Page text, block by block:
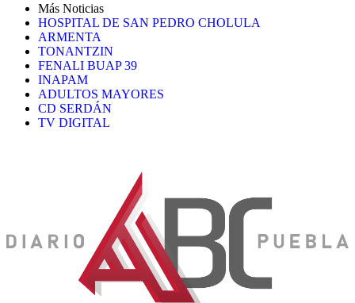
Más Noticias
HOSPITAL DE SAN PEDRO CHOLULA
ARMENTA
TONANTZIN
FENALI BUAP 39
INAPAM
ADULTOS MAYORES
CD SERDÁN
TV DIGITAL